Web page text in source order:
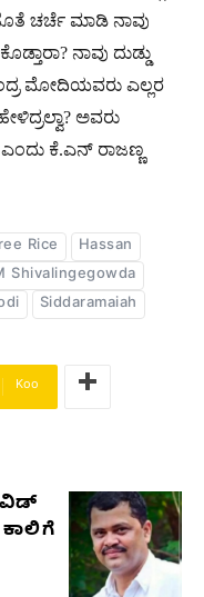
ಚರ್ಚೆ ಮಾಡಿ ನಾವು
ನಾವು ದುಡ್ಡು
ಮೋದಿಯವರು ಎಲ್ಲರ
ಅವರು
ಕೆ.ಎನ್ ರಾಜಣ್ಣ
Rice
Hassan
Shivalingegowda
Siddaramaiah
Koo